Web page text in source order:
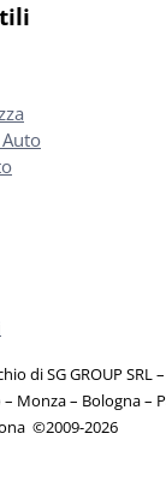
di SG GROUP SRL
Monza – Bologna –
©2009-2026